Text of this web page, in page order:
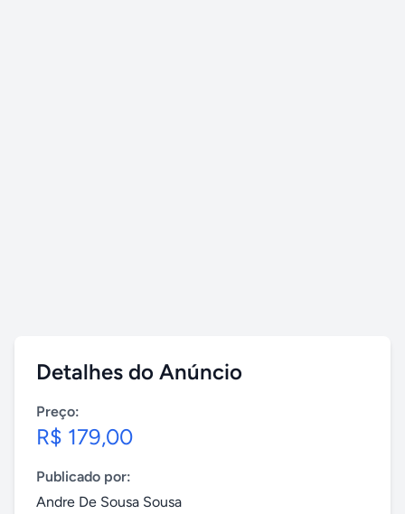
Detalhes do Anúncio
Preço:
R$ 179,00
Publicado por:
Andre De Sousa Sousa